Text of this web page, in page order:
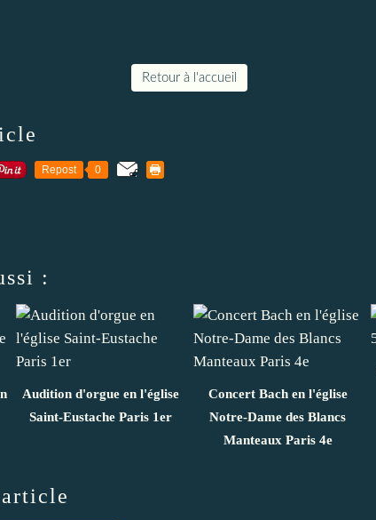
Retour à l'accueil
Repost 0
:
Audition d'orgue en l'église
Saint-Eustache Paris 1er
Concert Bach en l'église
Notre-Dame des Blancs
Manteaux Paris 4e